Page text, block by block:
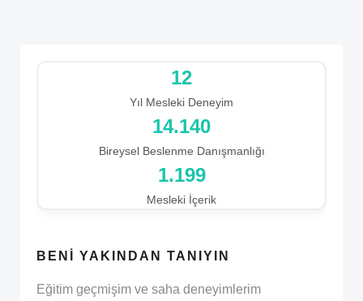
12
Yıl Mesleki Deneyim
16.261
Bireysel Beslenme Danışmanlığı
1.199
Mesleki İçerik
BENI YAKINDAN TANIYIN
Eğitim geçmişim ve saha deneyimlerim